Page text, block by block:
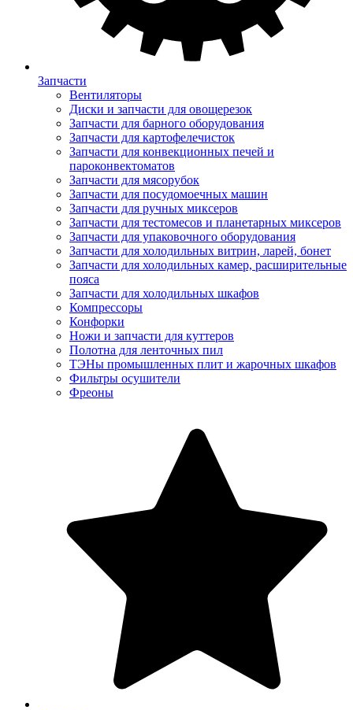
Запчасти
Вентиляторы
Диски и запчасти для овощерезок
Запчасти для барного оборудования
Запчасти для картофелечисток
Запчасти для конвекционных печей и
пароконвектоматов
Запчасти для мясорубок
Запчасти для посудомоечных машин
Запчасти для ручных миксеров
Запчасти для тестомесов и планетарных миксеров
Запчасти для упаковочного оборудования
Запчасти для холодильных витрин, ларей, бонет
Запчасти для холодильных камер, расширительные
пояса
Запчасти для холодильных шкафов
Компрессоры
Конфорки
Ножи и запчасти для куттеров
Полотна для ленточных пил
ТЭНы промышленных плит и жарочных шкафов
Фильтры осушители
Фреоны